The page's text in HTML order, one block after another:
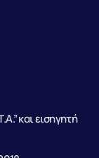
και εισηγητή